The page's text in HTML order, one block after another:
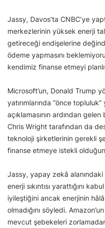
Jassy, Davos’ta CNBC’ye
merkezlerinin yüksek enerji
getireceği endişelerine
ödeme yapmasını
kendimiz finanse etmeyi
Microsoft’un, Donald Trump
yatırımlarında “önce
açıklamasının ardından
Chris Wright tarafından da
teknoloji şirketlerinin gerekli
finanse etmeye istekli
Jassy, yapay zekâ
enerji sıkıntısı yarattığını
iyileştiğini ancak enerjinin
olmadığını söyledi.
mevcut şebekeleri